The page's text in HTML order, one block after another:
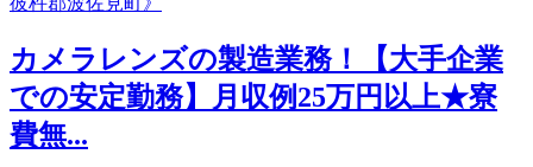
カメラレンズの製造業務！【大手企業
での安定勤務】月収例25万円以上★寮
費無...